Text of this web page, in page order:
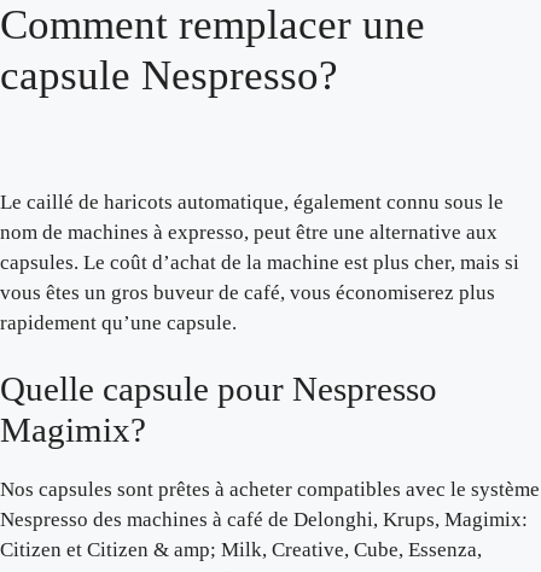
Comment remplacer une
capsule Nespresso?
Le caillé de haricots automatique, également connu sous le
nom de machines à expresso, peut être une alternative aux
capsules. Le coût d’achat de la machine est plus cher, mais si
vous êtes un gros buveur de café, vous économiserez plus
rapidement qu’une capsule.
Quelle capsule pour Nespresso
Magimix?
Nos capsules sont prêtes à acheter compatibles avec le système
Nespresso des machines à café de Delonghi, Krups, Magimix:
Citizen et Citizen & amp; Milk, Creative, Cube, Essenza,